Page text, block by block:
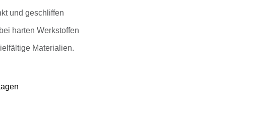
und geschliffen
harten Werkstoffen
Materialien.
Preis war: 36,67 €
Preis ist: 31,67 €.